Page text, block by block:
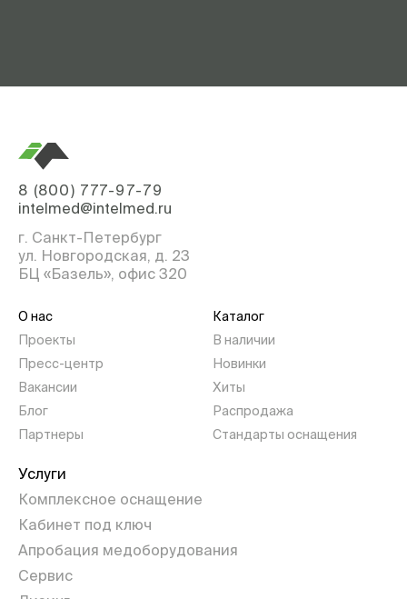
8 (800) 777-97-79
intelmed@intelmed.ru
г. Санкт-Петербург
ул. Новгородская, д. 23
БЦ «Базель», офис 320
О нас
Проекты
Пресс-центр
Вакансии
Блог
Партнеры
Каталог
В наличии
Новинки
Хиты
Распродажа
Стандарты оснащения
Услуги
Комплексное оснащение
Кабинет под ключ
Апробация медоборудования
Сервис